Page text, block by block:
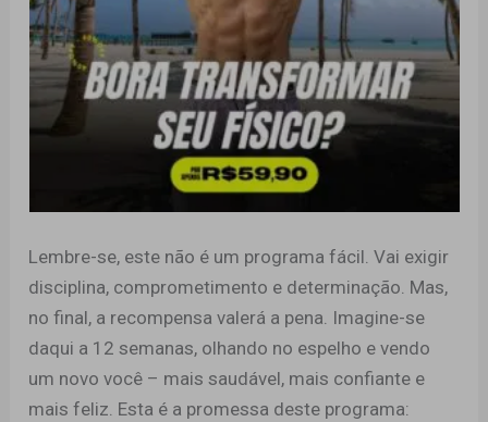
Lembre-se, este não é um programa fácil. Vai exigir
disciplina, comprometimento e determinação. Mas,
no final, a recompensa valerá a pena. Imagine-se
daqui a 12 semanas, olhando no espelho e vendo
um novo você – mais saudável, mais confiante e
mais feliz. Esta é a promessa deste programa: